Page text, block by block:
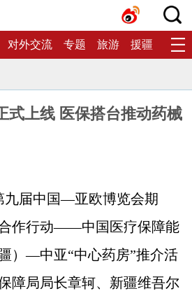
对外交流 专题 旅游 援疆 生态
式上线 医保搭台推动药械
中国—亚欧博览会期
作行动——中国医疗保障能
）—中亚“中心药房”推介活
障局局长章轲、新疆维吾尔